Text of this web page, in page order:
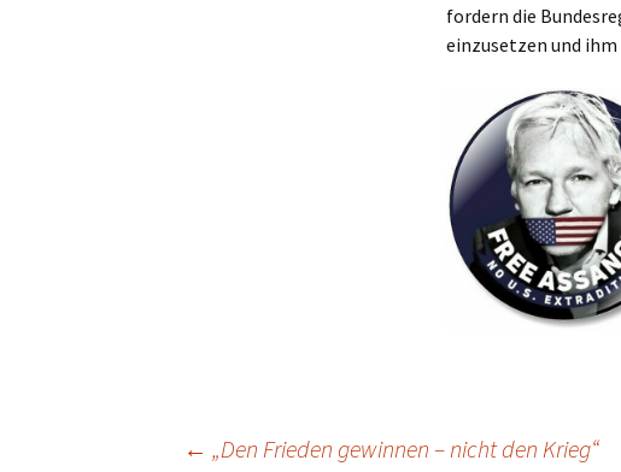
fordern die
einzusetzen und ihm
← „Den Frieden gewinnen – nicht den Krieg“